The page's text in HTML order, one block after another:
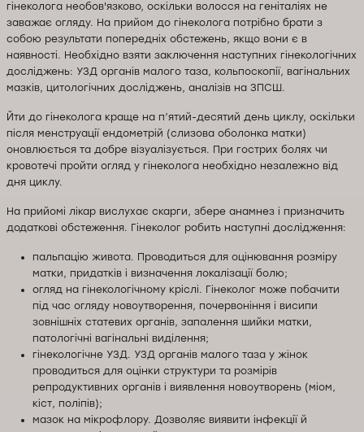
гінеколога необов'язково, оскільки волосся на геніталіях не
заважає огляду. На прийом до гінеколога потрібно брати з
собою результати попередніх обстежень, якщо вони є в
наявності. Необхідно взяти заключення наступних гінекологічних
досліджень: УЗД органів малого таза, кольпоскопії, вагінальних
мазків, цитологічних досліджень, аналізів на ЗПСШ.
Йти до гінеколога краще на п’ятий-десятий день циклу, оскільки
після менструації ендометрій (слизова оболонка матки)
оновлюється та добре візуалізується. При гострих болях чи
кровотечі пройти огляд у гінеколога необхідно незалежно від
дня циклу.
На прийомі лікар вислухає скарги, збере анамнез і призначить
додаткові обстеження. Гінеколог робить наступні дослідження:
пальпацію живота. Проводиться для оцінювання розміру
матки, придатків і визначення локалізації болю;
огляд на гінекологічному кріслі. Гінеколог може побачити
під час огляду новоутворення, почервоніння і висипи
зовнішніх статевих органів, запалення шийки матки,
патологічні вагінальні виділення;
гінекологічне УЗД. УЗД органів малого таза у жінок
проводиться для оцінки структури та розмірів
репродуктивних органів і виявлення новоутворень (міом,
кіст, поліпів);
мазок на мікрофлору. Дозволяє виявити інфекції й